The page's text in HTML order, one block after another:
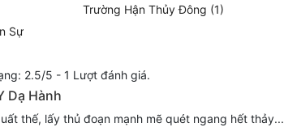
Trường Hận Thủy Đông (1)
Sự
2.5/5 - 1 Lượt đánh giá.
Dạ Hành
thế, lấy thủ đoạn mạnh mẽ quét ngang hết thảy...